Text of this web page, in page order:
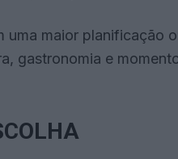
uma maior planificação
gastronomia e